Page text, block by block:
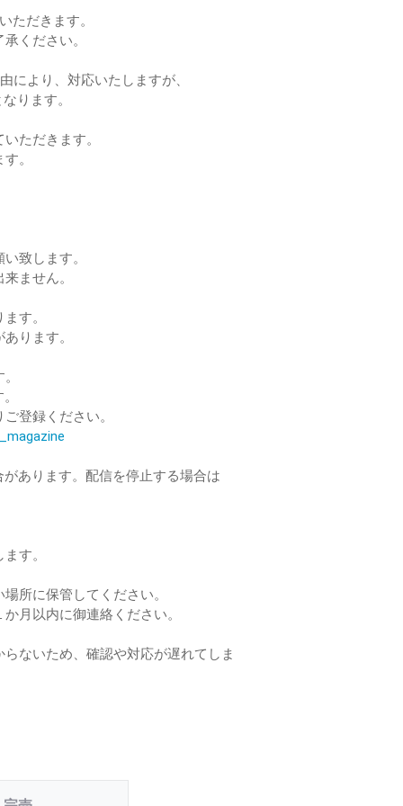
ただきます。
ください。
により、対応いたしますが、
ります。
ただきます。
。
致します。
ません。
す。
ります。
登録ください。
あります。配信を停止する場合は
す。
所に保管してください。
月以内に御連絡ください。
ないため、確認や対応が遅れてしま